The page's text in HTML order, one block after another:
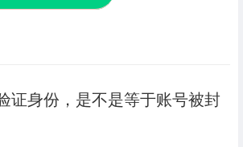
证身份，是不是等于账号被封